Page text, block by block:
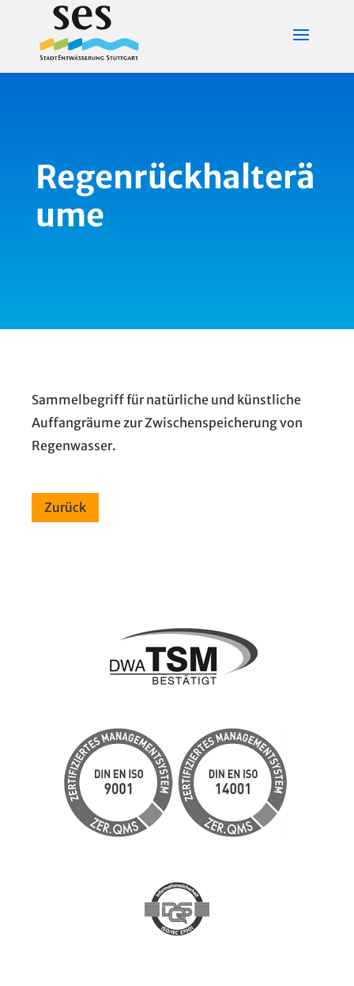
Regenrückhalterä
ume
Sammelbegriff für natürliche und künstliche
Auffangräume zur Zwischenspeicherung von
Regenwasser.